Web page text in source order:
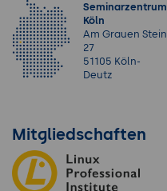
Seminarzentrum
Köln
Am Grauen Stein
27
51105 Köln-
Deutz
Mitgliedschaften